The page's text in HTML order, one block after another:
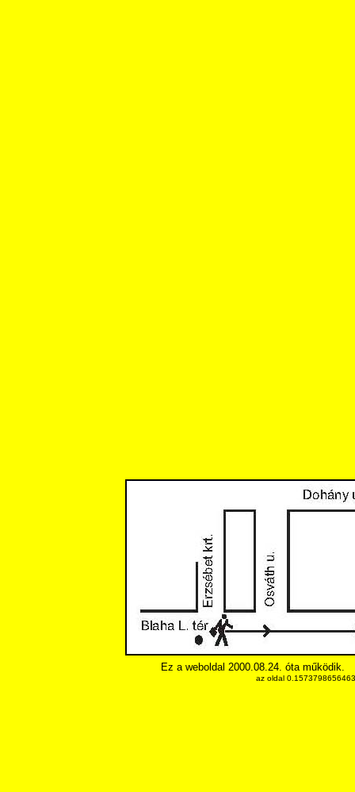
Ez a weboldal 2000.08.24. óta működik.
az oldal